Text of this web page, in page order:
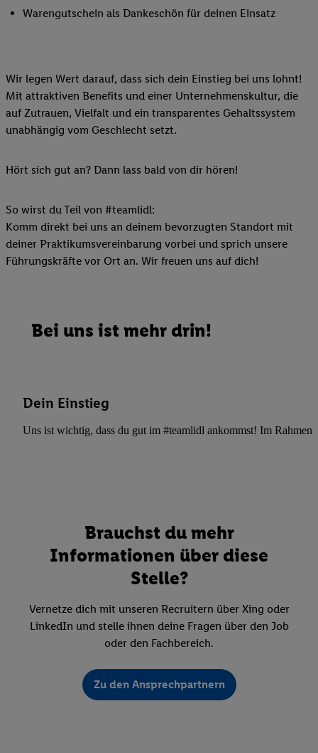
Warengutschein als Dankeschön für deinen Einsatz
Wir legen Wert darauf, dass sich dein Einstieg bei uns lohnt!
Mit attraktiven Benefits und einer Unternehmenskultur, die
auf Zutrauen, Vielfalt und ein transparentes Gehaltssystem
unabhängig vom Geschlecht setzt.
Hört sich gut an? Dann lass bald von dir hören!
So wirst du Teil von #teamlidl:
Komm direkt bei uns an deinem bevorzugten Standort mit
deiner Praktikumsvereinbarung vorbei und sprich unsere
Führungskräfte vor Ort an. Wir freuen uns auf dich!
Bei uns ist mehr drin!
Dein Einstieg
Uns ist wichtig, dass du gut im #teamlidl ankommst! Im Rahmen
Brauchst du mehr
Informationen über diese
Stelle?
Vernetze dich mit unseren Recruitern über Xing oder
LinkedIn und stelle ihnen deine Fragen über den Job
oder den Fachbereich.
Zu den Ansprechpartnern